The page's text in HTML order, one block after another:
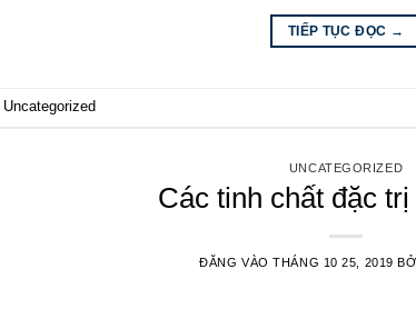
TIẾP TỤC ĐỌC →
Uncategorized
UNCATEGORIZED
Các tinh chất đặc
ĐĂNG VÀOTHÁNG 10 25, 2019